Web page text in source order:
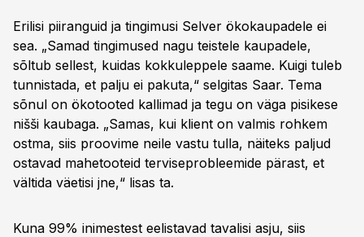
Erilisi piiranguid ja tingimusi Selver ökokaupadele ei
sea. „Samad tingimused nagu teistele kaupadele,
sõltub sellest, kuidas kokkuleppele saame. Kuigi tuleb
tunnistada, et palju ei pakuta,“ selgitas Saar. Tema
sõnul on ökotooted kallimad ja tegu on väga pisikese
nišši kaubaga. „Samas, kui klient on valmis rohkem
ostma, siis proovime neile vastu tulla, näiteks paljud
ostavad mahetooteid terviseprobleemide pärast, et
vältida väetisi jne,“ lisas ta.
Kuna 99% inimestest eelistavad tavalisi asju, siis